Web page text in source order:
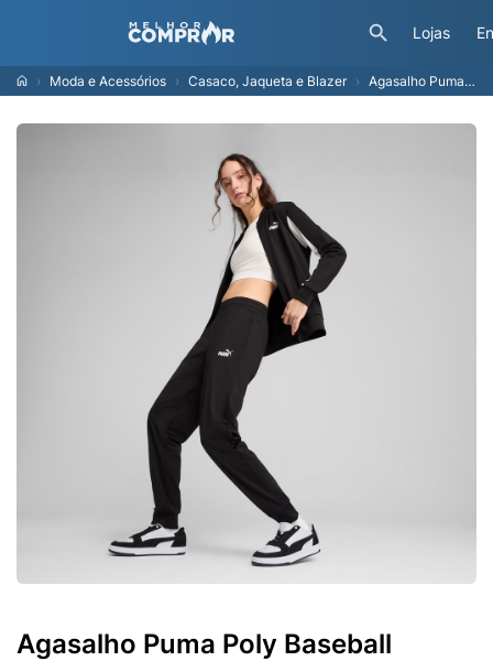
Lojas
Moda e Acessórios Casaco, Jaqueta e Blazer Agasalho Puma Poly Baseball Feminina Preta
Agasalho Puma Poly Baseball